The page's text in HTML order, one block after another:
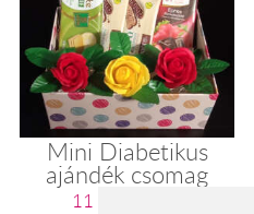
Mini Diabetikus
ajándék csomag
11 200 Ft-tól